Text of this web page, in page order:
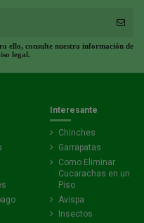
ello, consulte nuestra información de
legal.
Interesante
Chinches
Garrapatas
Como Eliminar
Cucarachas en un
Piso
Avispa
Insectos